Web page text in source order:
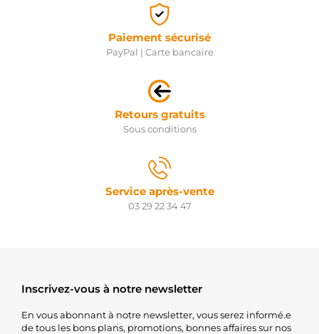
Paiement sécurisé
PayPal | Carte bancaire
Retours gratuits
Sous conditions
Service après-vente
03 29 22 34 47
Inscrivez-vous à notre newsletter
En vous abonnant à notre newsletter, vous serez informé.e
de tous les bons plans, promotions, bonnes affaires sur nos